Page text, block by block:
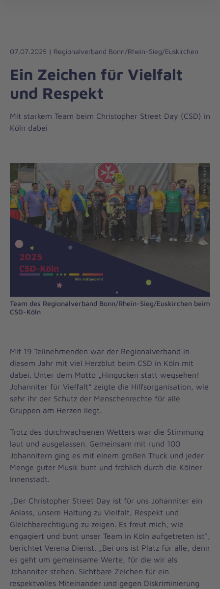
07.07.2025 | Regionalverband Bonn/Rhein-Sieg/Euskirchen
Ein Zeichen für Vielfalt
und Respekt
Mit starkem Team beim Christopher Street Day (CSD) in
Köln dabei
© Florian Roth
Team des Regionalverband Bonn/Rhein-Sieg/Euskirchen beim
CSD-Köln
Mit 19 Teilnehmenden war der Regionalverband in
diesem Jahr mit viel Herzblut beim CSD in Köln mit
dabei. Unter dem Motto „Hingucken statt wegsehen!
Johanniter für Vielfalt“ zeigte die Hilfsorganisation, wie
sehr ihr der Schutz der Menschenrechte für alle
Gruppen am Herzen liegt.
Trotz des durchwachsenen Wetters war die Stimmung
laut und ausgelassen. Gemeinsam mit rund 100
Johannitern ging es mit einem großen Truck und jeder
Menge guter Musik bunt und fröhlich durch die Kölner
Innenstadt.
„Der Christopher Street Day ist für uns Johanniter ein
Anlass, unsere Haltung zu Vielfalt, Respekt und
Gleichberechtigung zu zeigen. Es freut mich, wie
engagiert und bunt unser Team in Köln aufgetreten ist“,
berichtet Verena Dienst. „Bei uns ist Platz für alle, denn
es geht um gemeinsame Werte, für die wir als
Johanniter stehen. Sichtbare Zeichen für ein
respektvolles Miteinander und gegen Diskriminierung